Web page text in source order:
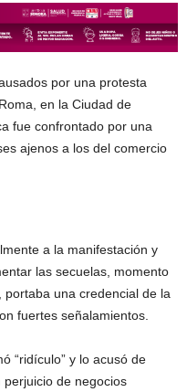
por una protesta
en la Ciudad de
fue confrontado por una
ajenos a los del comercio
a la manifestación y
las secuelas, momento
una credencial de la
fuertes señalamientos.
“ridículo” y lo acusó de
de negocios